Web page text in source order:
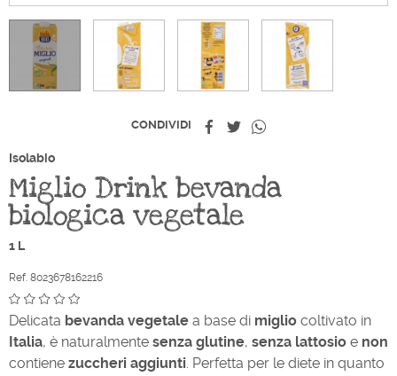
CONDIVIDI Condividi
TwittaWhatsapp
Isolabio
Miglio Drink bevanda
biologica vegetale
1 L
Ref. 8023678162216
Delicata bevanda vegetale a base di miglio coltivato in
Italia, è naturalmente senza glutine, senza lattosio e non
contiene zuccheri aggiunti . Perfetta per le diete in quanto